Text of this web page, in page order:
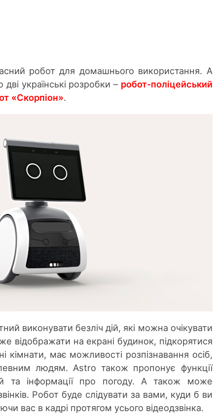
робот для домашнього використання. А
українські розробки – робот-поліцейський
«Скорпіон».
виконувати безліч дій, які можна очікувати
відображати на екрані будинок, підкорятися
має можливості розпізнавання осіб,
людям. Astro також пропонує функції
та інформації про погоду. А також може
Робот буде слідувати за вами, куди б ви
вас в кадрі протягом усього відеодзвінка.